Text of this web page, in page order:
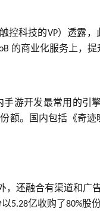
控科技的VP）透露，
的商业化服务上，提
手游开发最常用的引
额。国内包括《奇
，还融合有渠道和广
5.28亿收购了80%股